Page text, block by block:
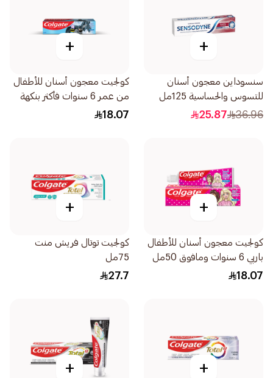
+
سنسوداين معجون أسنان
للتسوس والحساسية 125مل
36.96
25.87
+
كولجيت معجون أسنان للأطفال
من عمر 6 سنوات فأكثر بنكهة
الفاكهة الخفيفة 50مل
18.07
+
كولجيت معجون أسنان للأطفال
باربي 6 سنوات ومافوق 50مل
18.07
+
كولجيت توتال فريش منت
75مل
27.7
+
+